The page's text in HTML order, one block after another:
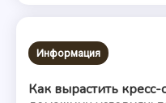
Информация
Как вырастить